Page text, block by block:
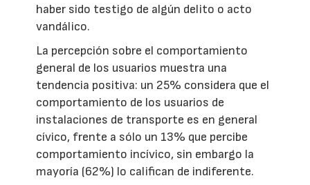
haber sido testigo de algún delito o acto
vandálico.
La percepción sobre el comportamiento
general de los usuarios muestra una
tendencia positiva: un 25% considera que el
comportamiento de los usuarios de
instalaciones de transporte es en general
cívico, frente a sólo un 13% que percibe
comportamiento incívico, sin embargo la
mayoría (62%) lo califican de indiferente.